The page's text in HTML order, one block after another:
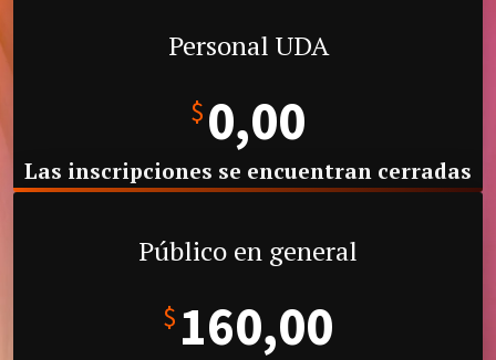
Personal UDA
$0,00
Las inscripciones se encuentran cerradas
Público en general
$ 160,00